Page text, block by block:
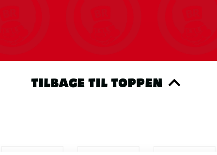
TILBAGE TIL TOPPEN